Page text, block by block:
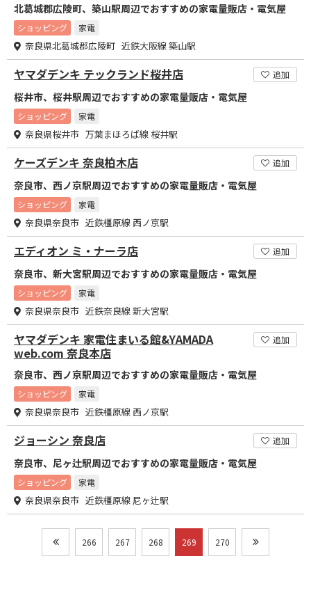
北葛城郡広陵町、築山駅周辺でおすすめの家電量販店・電気屋
ショッピング 家電
奈良県北葛城郡広陵町 近鉄大阪線 築山駅
ヤマダデンキ テックランド桜井店 追加
桜井市、桜井駅周辺でおすすめの家電量販店・電気屋
ショッピング 家電
奈良県桜井市 万葉まほろば線 桜井駅
ケーズデンキ 奈良柏木店 追加
奈良市、西ノ京駅周辺でおすすめの家電量販店・電気屋
ショッピング 家電
奈良県奈良市 近鉄橿原線 西ノ京駅
エディオン ミ・ナーラ店 追加
奈良市、新大宮駅周辺でおすすめの家電量販店・電気屋
ショッピング 家電
奈良県奈良市 近鉄奈良線 新大宮駅
ヤマダデンキ 家電住まいる館&YAMADA
web.com 奈良本店
追加
奈良市、西ノ京駅周辺でおすすめの家電量販店・電気屋
ショッピング 家電
奈良県奈良市 近鉄橿原線 西ノ京駅
ジョーシン 奈良店 追加
奈良市、尼ヶ辻駅周辺でおすすめの家電量販店・電気屋
ショッピング 家電
奈良県奈良市 近鉄橿原線 尼ヶ辻駅
266 267 268 269 270